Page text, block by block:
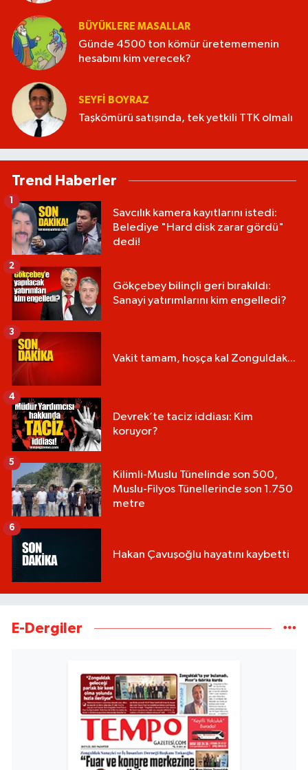
BÜYÜKLERE MASALLAR
Günde 4500 ton kömür üretememenin
hesabını kim verecek?
SEYFI BOYRAZ
Taşkömürü satışında, tek yetkili TTK olmalı
Trend Haberler
Savcılık kamera kayıtlarını istedi:
Belediye "Hard disk zarar gördü"
dedi!
1
Gökçebey bilinçli geri bırakıldı:
Sanayi yatırımlarını kim engelledi?
2
Vakit tamam, hoşça kal Zonguldak...
3
Devrek’te taciz iddiası: Kim
koruyor?
4
Kilimli-Muslu Tünelinde son 500,
Muslu-Filyos Tünellerinde son 1.750
metre
5
Hakan Çavuşoğlu hayatını kaybetti
6
E-Dergiler